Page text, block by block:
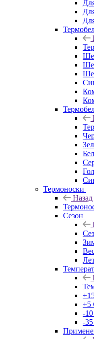
Термоноски
Назад
Сезон
+5
-
-